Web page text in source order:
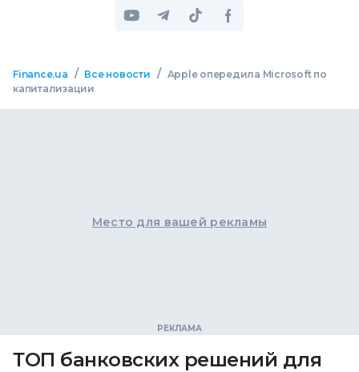
Finance.ua / Все новости / Apple опередила Microsoft по
капитализации
Место для вашей рекламы
ТОП банковских решений для